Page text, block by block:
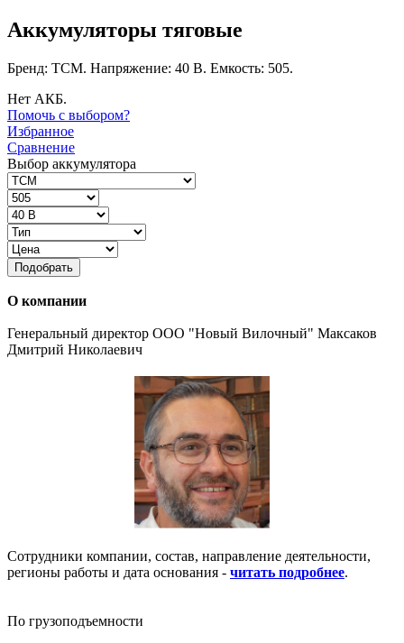
Аккумуляторы тяговые
Бренд: TCM. Напряжение: 40 В. Емкость: 505.
Нет АКБ.
Помочь с выбором?
Избранное
Сравнение
Выбор аккумулятора
Подобрать
О компании
Генеральный директор ООО "Новый Вилочный" Максаков
Дмитрий Николаевич
Сотрудники компании, состав, направление деятельности,
регионы работы и дата основания - читать подробнее.
По грузоподъемности